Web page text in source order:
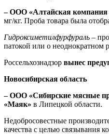
– ООО «Алтайская
мг/кг. Проба товара была
Гидроксиметилфурфураль –
патокой или о неоднократном
Россельхознадзор вынес
Новосибирская область
– ООО «Сибирские мясные
«Маяк» в Липецкой области.
Недобросовестные
качества с целью связывания